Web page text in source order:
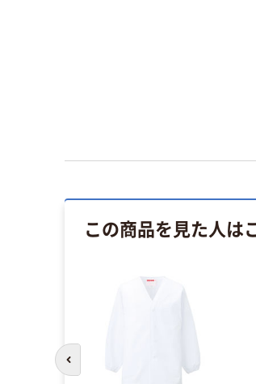
この商品を見た人は
前のスライドへ